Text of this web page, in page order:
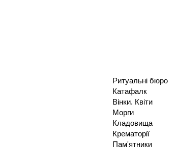
Ритуальні бюро
Катафалк
Вінки. Квіти
Морги
Кладовища
Крематорії
Пам'ятники